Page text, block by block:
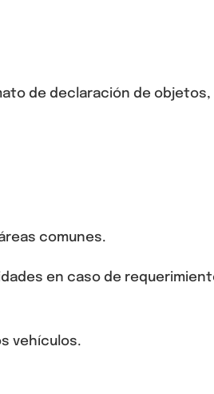
dedeclaración de objetos,
comunes.
en caso de
vehículos.